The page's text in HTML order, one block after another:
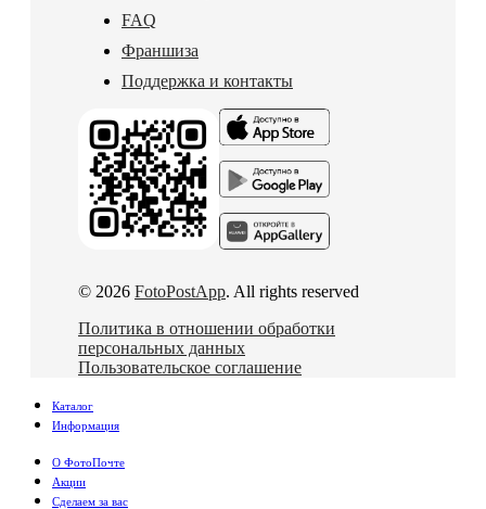
FAQ
Франшиза
Поддержка и контакты
© 2026 FotoPostApp. All rights reserved
Политика в отношении обработки
персональных данных
Пользовательское соглашение
Каталог
Информация
О ФотоПочте
Акции
Сделаем за вас